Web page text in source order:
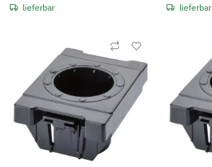
lieferbar lieferbar